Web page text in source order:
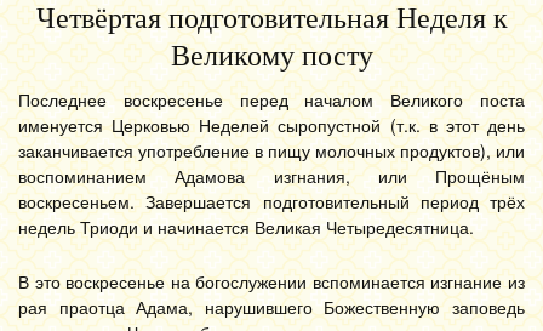
Четвёртая подготовительная Неделя к
Великому посту
Последнее воскресенье перед началом Великого поста
именуется Церковью Неделей сыропустной (т.к. в этот день
заканчивается употребление в пищу молочных продуктов), или
воспоминанием Адамова изгнания, или Прощёным
воскресеньем. Завершается подготовительный период трёх
недель Триоди и начинается Великая Четыредесятница.
В это воскресенье на богослужении вспоминается изгнание из
рая праотца Адама, нарушившего Божественную заповедь